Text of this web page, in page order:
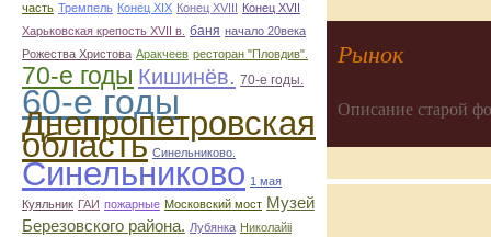
часть Тремпель Конец XIX Конец XVIII Конец XVII
Харьковская крепость XVII в. баня начало 20века
Рожества Христова Аракчеев ресторан "Пловдив".
70-е годы Кишинёв. 70-е годы.
60-е годы
Днепропетровская
область Синельниково.
Синельниково 1 мая
Куяльник ГАИ пожарные Московский мост Музей
Березовского района. Лубянка Николайii
Рынок
Описание старой